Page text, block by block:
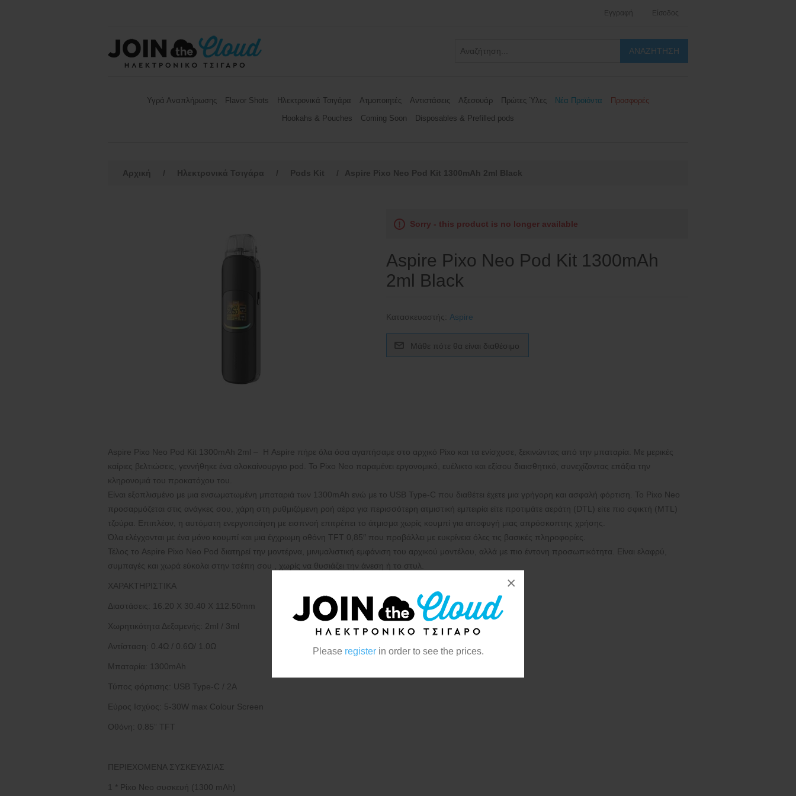
Please registerin order to see the prices.
×
Εγγραφή Είσοδος
Υγρά Αναπλήρωσης Flavor Shots Ηλεκτρονικά Τσιγάρα Ατμοποιητές Αντιστάσεις Αξεσουάρ Πρώτες Ύλες Νέα Προϊόντα
Προσφορές
Hookahs & Pouches
Coming Soon Disposables & Prefilled pods
Αρχική / Ηλεκτρονικά Τσιγάρα / Pods Kit / Aspire Pixo Neo Pod Kit 1300mAh 2ml Black
Sorry - this product is no longer available
Aspire Pixo Neo Pod Kit 1300mAh
2ml Black
Κατασκευαστής: Aspire
Aspire Pixo Neo Pod Kit 1300mAh 2ml – Η Aspire πήρε όλα όσα αγαπήσαμε στο αρχικό Pixo και τα ενίσχυσε, ξεκινώντας από την μπαταρία. Με μερικές
καίριες βελτιώσεις, γεννήθηκε ένα ολοκαίνουργιο pod. Το Pixo Neo παραμένει εργονομικό, ευέλικτο και εξίσου διαισθητικό, συνεχίζοντας επάξια την
κληρονομιά του προκατόχου του.
Είναι εξοπλισμένο με μια ενσωματωμένη μπαταριά των 1300mAh ενώ με το USB Type-C που διαθέτει έχετε μια γρήγορη και ασφαλή φόρτιση. Το Pixo Neo
προσαρμόζεται στις ανάγκες σου, χάρη στη ρυθμιζόμενη ροή αέρα για περισσότερη ατμιστική εμπειρία είτε προτιμάτε αεράτη (DTL) είτε πιο σφικτή (MTL)
τζούρα. Επιπλέον, η αυτόματη ενεργοποίηση με εισπνοή επιτρέπει το άτμισμα χωρίς κουμπί για αποφυγή μιας απρόσκοπτης χρήσης.
Όλα ελέγχονται με ένα μόνο κουμπί και μια έγχρωμη οθόνη TFT 0,85″ που προβάλλει με ευκρίνεια όλες τις βασικές πληροφορίες.
Τέλος το Aspire Pixo Neo Pod διατηρεί την μοντέρνα, μινιμαλιστική εμφάνιση του αρχικού μοντέλου, αλλά με πιο έντονη προσωπικότητα. Είναι ελαφρύ,
συμπαγές και χωρά εύκολα στην τσέπη σου , χωρίς να θυσιάζει την άνεση ή το στυλ.
ΧΑΡΑΚΤΗΡΙΣΤΙΚΑ
Διαστάσεις: 16.20 X 30.40 X 112.50mm
Χωρητικότητα Δεξαμενής: 2ml / 3ml
Αντίσταση: 0.4Ω / 0.6Ω/ 1.0Ω
Μπαταρία: 1300mAh
Τύπος φόρτισης: USB Type-C / 2A
Εύρος Ισχύος: 5-30W max Colour Screen
Οθόνη: 0.85” TFT
ΠΕΡΙΕΧΟΜΕΝΑ ΣΥΣΚΕΥΑΣΙΑΣ
1 * Pixo Neo συσκευή (1300 mAh)